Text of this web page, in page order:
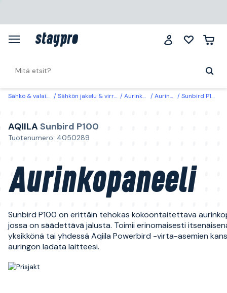
Sähkö & valaistus Sähkön jakelu & virrantuotto Aurinkokennot Aurinkopaneelit Sunbird P100 Aqiila Aurinkopaneeli
AQIILASunbird P100
Tuotenumero: 4050289
Aurinkopaneeli
Sunbird P100 on erittäin tehokas kokoontaitettava
jossa on säädettävä jalusta. Toimii erinomaisesti
yksikkönä tai yhdessä Aqiila Powerbird -virta-asemien
auringon ladata laitteesi.